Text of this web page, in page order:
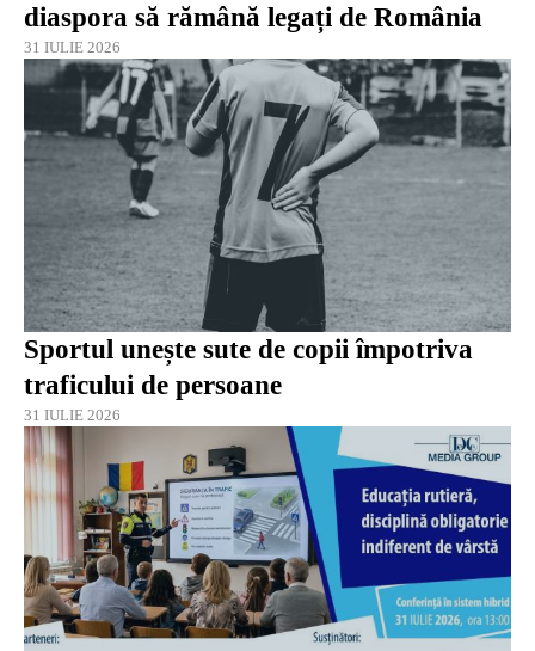
diaspora să rămână legați de România
31 IULIE 2026
Sportul unește sute de copii împotriva
traficului de persoane
31 IULIE 2026